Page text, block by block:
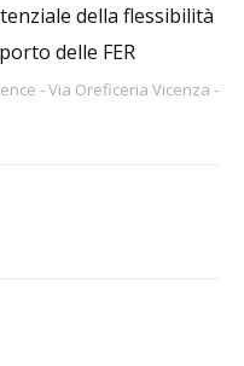
della flessibilità
delle FER
- Via Oreficeria Vicenza -